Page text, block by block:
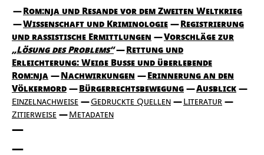
Rom:nja und Resande vor dem Zweiten Weltkrieg
Wissenschaft und Kriminologie
Registrierung
und rassistische Ermittlungen
Vorschläge zur
„Lösung des Problems“
Rettung und
Erleichterung: Weiße Busse und überlebende
Rom:nja
Nachwirkungen
Erinnerung an den
Völkermord
Bürgerrechtsbewegung
Ausblick
Einzelnachweise
Gedruckte Quellen
Literatur
Zitierweise
Metadaten